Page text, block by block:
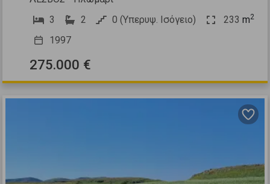
3
2 0 (Υπερυψ. Ισόγειο) 233 m2
1997
275.000 €